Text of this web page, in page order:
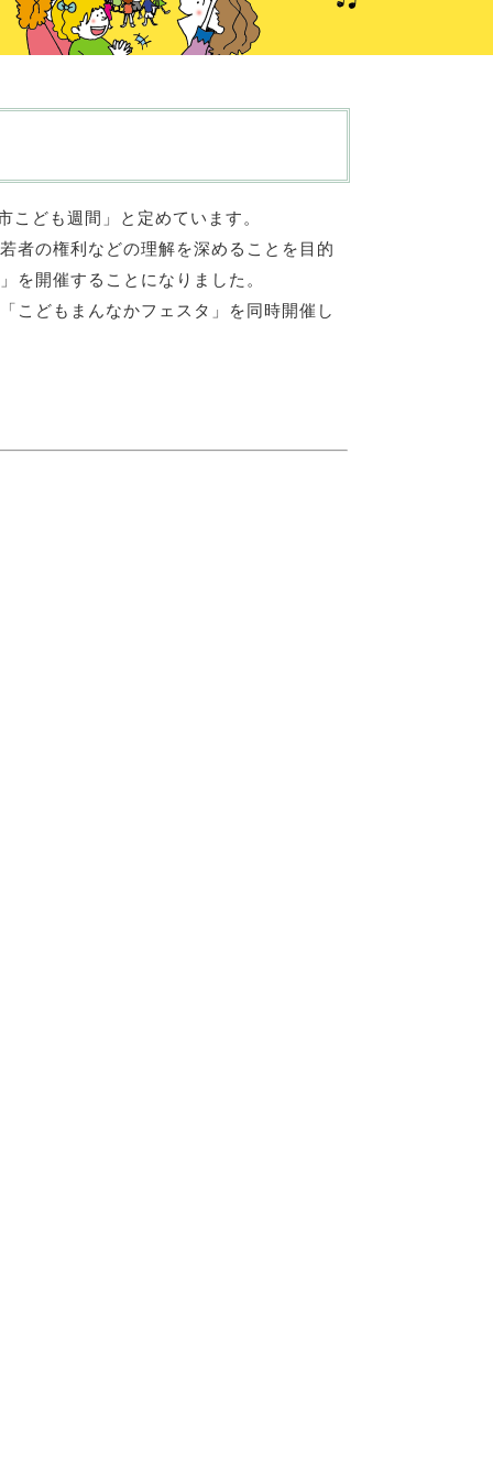
ども週間」と定めています。
者の権利などの理解を深めることを目的
を開催することになりました。
こどもまんなかフェスタ」を同時開催し